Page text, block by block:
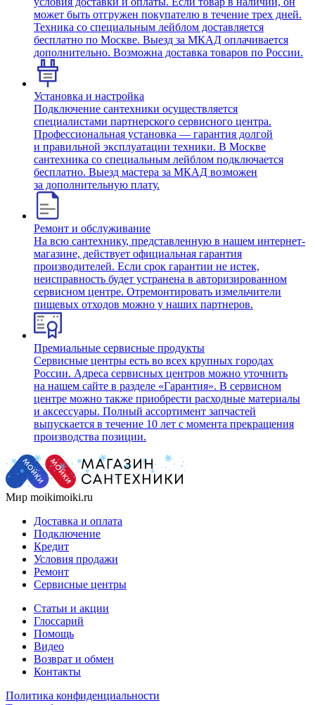
может быть отгружен покупателю в течение трех дней.
Техника со специальным лейблом доставляется
бесплатно по Москве. Выезд за МКАД оплачивается
дополнительно. Возможна доставка товаров по России.
Установка и настройка
Подключение сантехники осуществляется
специалистами партнерского сервисного центра.
Профессиональная установка — гарантия долгой
и правильной эксплуатации техники. В Москве
сантехника со специальным лейблом подключается
бесплатно. Выезд мастера за МКАД возможен
за дополнительную плату.
Ремонт и обслуживание
На всю сантехнику, представленную в нашем интернет-
магазине, действует официальная гарантия
производителей. Если срок гарантии не истек,
неисправность будет устранена в авторизированном
сервисном центре. Отремонтировать измельчители
пищевых отходов можно у наших партнеров.
Премиальные сервисные продукты
Сервисные центры есть во всех крупных городах
России. Адреса сервисных центров можно уточнить
на нашем сайте в разделе «Гарантия». В сервисном
центре можно также приобрести расходные материалы
и аксессуары. Полный ассортимент запчастей
выпускается в течение 10 лет с момента прекращения
производства позиции.
Мир moikimoiki.ru
Доставка и оплата
Подключение
Кредит
Условия продажи
Ремонт
Сервисные центры
Статьи и акции
Глоссарий
Помощь
Видео
Возврат и обмен
Контакты
Политика конфиденциальности